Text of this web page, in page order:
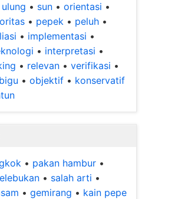
ulung • sun • orientasi •
• pepek • peluh •
• implementasi •
• interpretasi •
• relevan • verifikasi •
• objektif • konservatif
• pakan hambur •
• salah arti •
• gemirang • kain pepe